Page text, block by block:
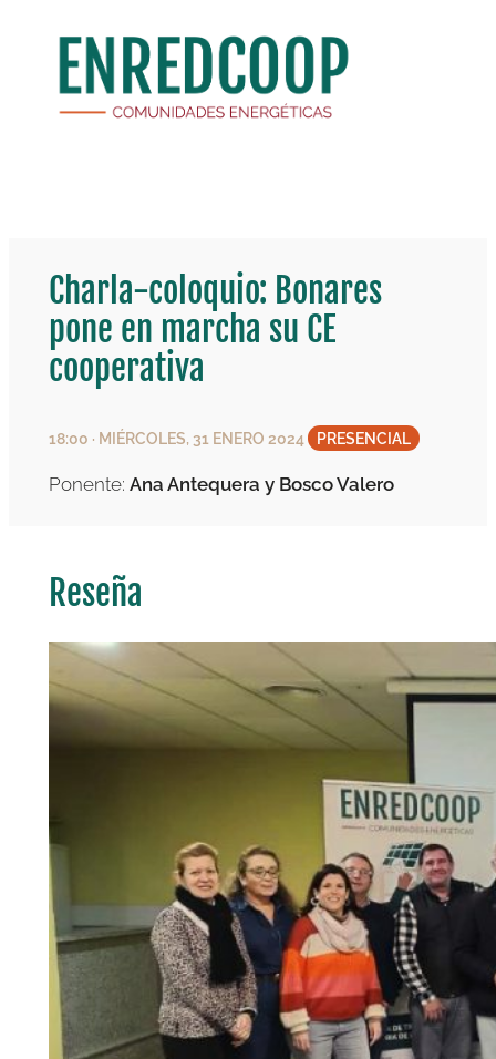
contenido
Charla-coloquio: Bonares
pone en marcha su CE
cooperativa
18:00 · MIÉRCOLES, 31 ENERO 2024 PRESENCIAL
Ponente: Ana Antequera y Bosco Valero
Reseña